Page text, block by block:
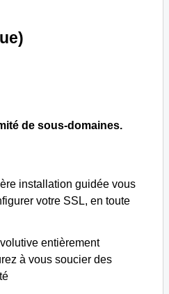
de sous-domaines.
installation guidée vous
votre SSL, en toute
entièrement
à vous soucier des